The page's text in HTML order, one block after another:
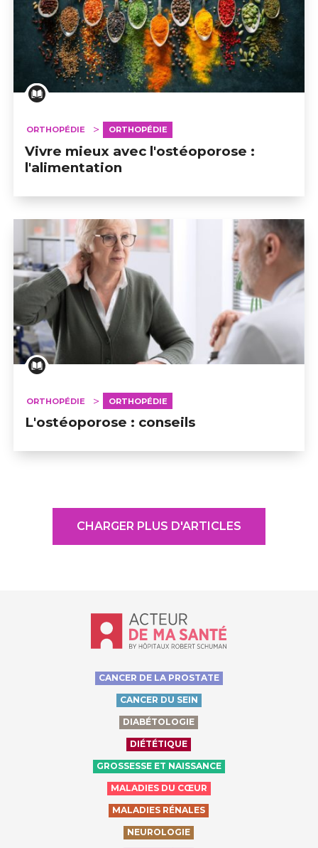
ORTHOPÉDIE ORTHOPÉDIE
Vivre mieux avec l'ostéoporose :
l'alimentation
ORTHOPÉDIE ORTHOPÉDIE
L'ostéoporose : conseils
CHARGER PLUS D'ARTICLES
Accueil - Acteur de ma santé, by
CANCER DE LA PROSTATE
CANCER DU SEIN
DIABÉTOLOGIE
DIÉTÉTIQUE
GROSSESSE ET NAISSANCE
MALADIES DU CŒUR
MALADIES RÉNALES
NEUROLOGIE